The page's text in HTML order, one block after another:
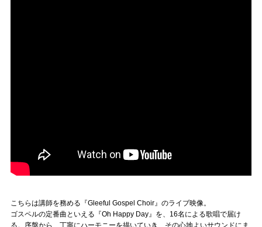
こちらは講師を務める『Gleeful Gospel Choir』のライブ映像。
ゴスペルの定番曲といえる『Oh Happy Day』を、16名による歌唱で届け
る。序盤から、丁寧にハーモニーを描いていき、その心地よいサウンドにま